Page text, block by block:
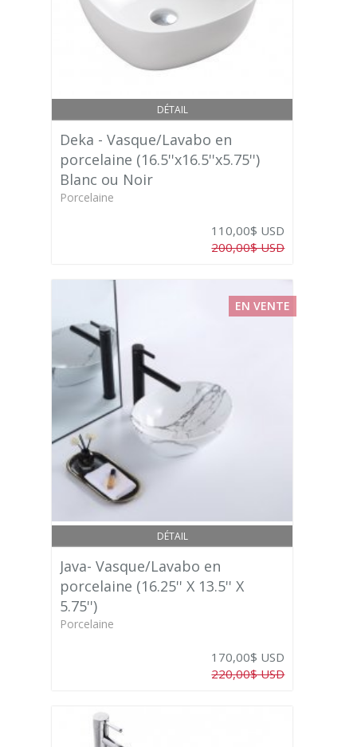
DÉTAIL
Deka - Vasque/Lavabo en
porcelaine (16.5''x16.5''x5.75'')
Blanc ou Noir
Porcelaine
110,00$ USD
200,00$ USD
DÉTAIL
EN VENTE
Java- Vasque/Lavabo en
porcelaine (16.25'' X 13.5'' X
5.75'')
Porcelaine
170,00$ USD
220,00$ USD